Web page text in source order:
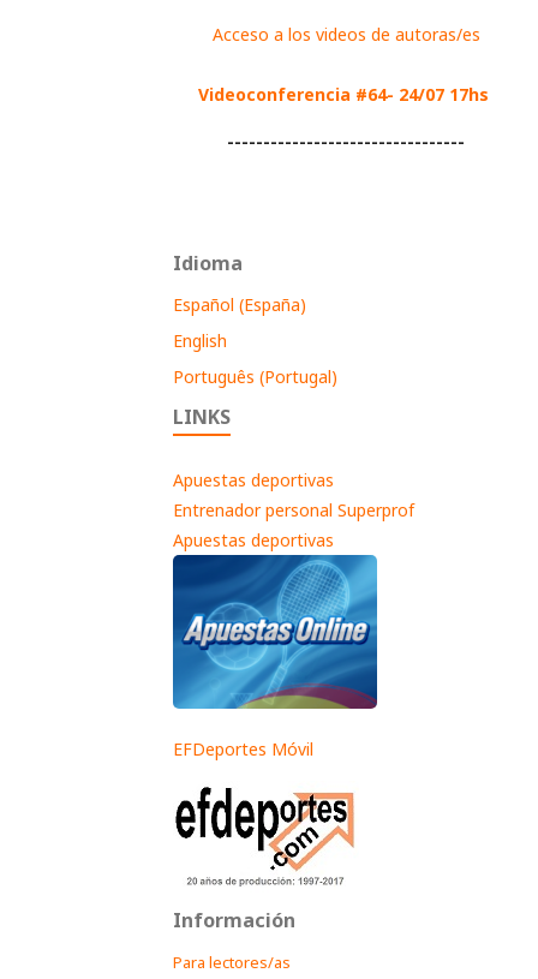
Acceso a los videos de autoras/es
Videoconferencia #64- 24/07 17hs
---------------------------------
Idioma
Español (España)
English
Português (Portugal)
LINKS
Apuestas deportivas
Entrenador personal Superprof
Apuestas deportivas
EFDeportes Móvil
Información
Para lectores/as